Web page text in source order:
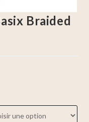
Braided